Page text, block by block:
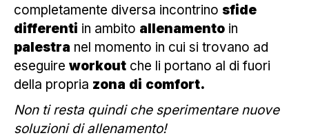
completamente diversa incontrino sfide
differenti in ambito allenamento in
palestra nel momento in cui si trovano ad
eseguire workout che li portano al di fuori
della propria zona di comfort.
Non ti resta quindi che sperimentare nuove
soluzioni di allenamento!